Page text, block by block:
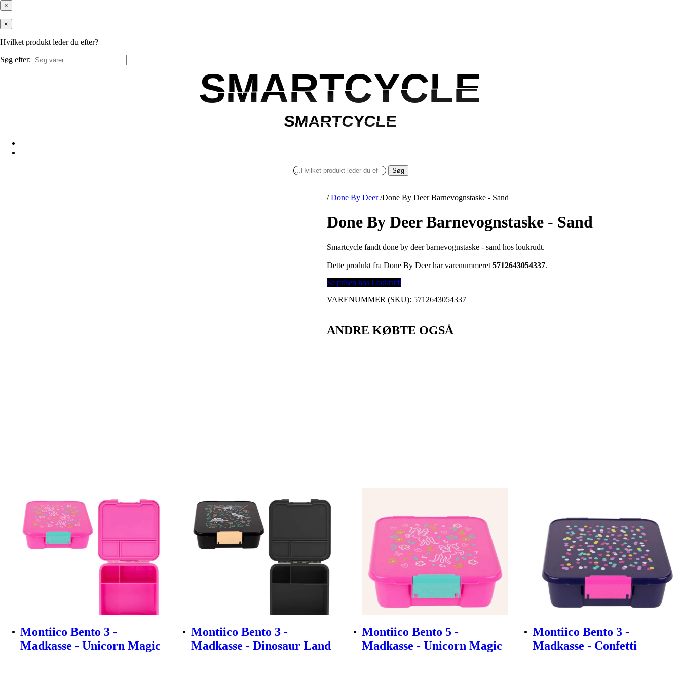
×
×
Hvilket produkt leder du efter?
Søg efter:
SMARTCYCLE
SMARTCYCLE
SMARTCYCLE
SMARTCYCLE
Søg
/ Done By Deer /Done By Deer Barnevognstaske - Sand
Done By Deer Barnevognstaske - Sand
Smartcycle fandt done by deer barnevognstaske - sand hos loukrudt.
Dette produkt fra Done By Deer har varenummeret5712643054337.
Se prisen hos Loukrudt
VARENUMMER (SKU): 5712643054337
ANDRE KØBTE OGSÅ
Montiico Bento 3 -
Madkasse - Unicorn Magic
Montiico Bento 3 -
Madkasse - Dinosaur Land
Montiico Bento 5 -
Madkasse - Unicorn Magic
Montiico Bento 3 -
Madkasse - Confetti